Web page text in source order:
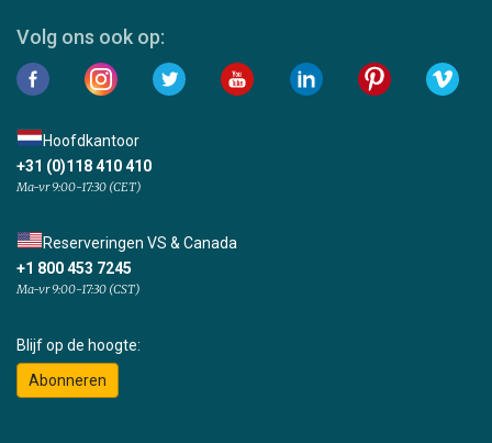
Volg ons ook op:
Hoofdkantoor
+31 (0)118 410 410
Ma-vr 9:00-17:30 (CET)
Reserveringen VS & Canada
+1 800 453 7245
Ma-vr 9:00-17:30 (CST)
Blijf op de hoogte:
Abonneren